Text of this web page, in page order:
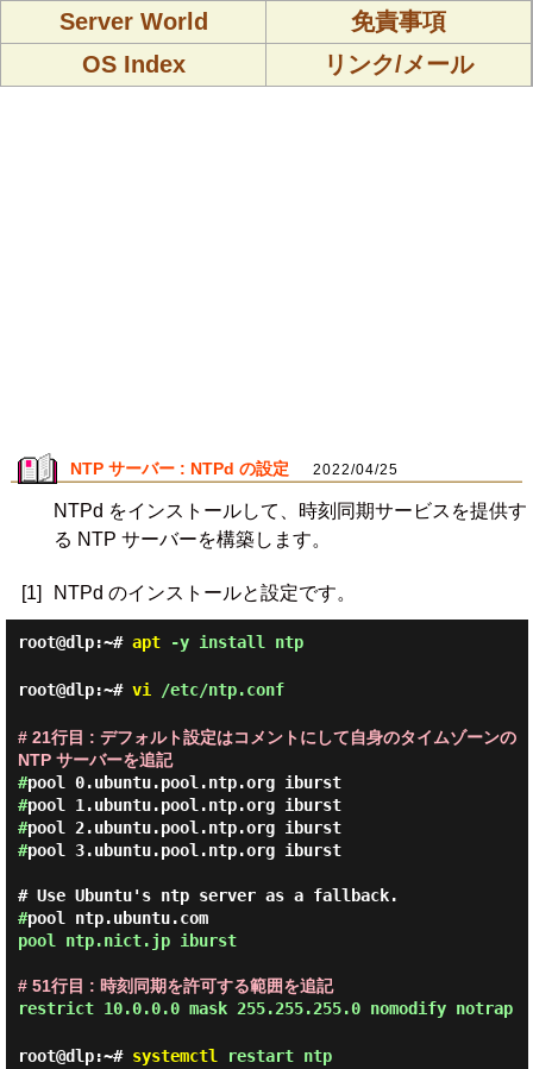
Server World
免責事項
OS Index
リンク/メール
NTP サーバー : NTPd の設定 2022/04/25
NTPd をインストールして、時刻同期サービスを提供す
る NTP サーバーを構築します。
[1] NTPd のインストールと設定です。
root@dlp:~# apt-y install ntp
root@dlp:~# vi /etc/ntp.conf
# 21行目 : デフォルト設定はコメントにして自身のタイムゾーンの
NTP サーバーを追記
#
pool 0.ubuntu.pool.ntp.org iburst
#
pool 1.ubuntu.pool.ntp.org iburst
#
pool 2.ubuntu.pool.ntp.org iburst
#pool 3.ubuntu.pool.ntp.org iburst
#
pool ntp.ubuntu.com
pool ntp.nict.jp iburst
# 51行目 : 時刻同期を許可する範囲を追記
restrict 10.0.0.0 mask 255.255.255.0 nomodify notrap
root@dlp:~# systemctl restart ntp